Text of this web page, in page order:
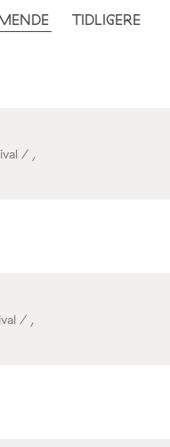
TIDLIGERE
/ ,
/ ,